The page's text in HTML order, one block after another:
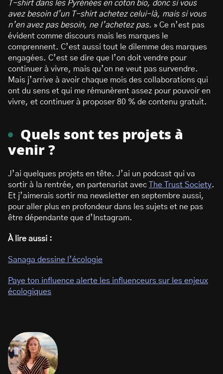
T-shirt dans les Pyrénées en coton bio, donc si vous
avez besoin d’un T-shirt achetez celui-là, mais si vous
n’en avez pas besoin, ne l’achetez pas. » Ce n’est pas
évident comme discours mais les marques le
comprennent. C’est aussi tout le dilemme des marques
engagées. C’est se dire que l’on doit vendre pour
continuer à vivre, mais qu’on ne veut pas survendre.
Mais j’arrive à avoir chaque mois des collaborations qui
ont du sens et qui me rémunèrent assez pour pouvoir en
vivre, et continuer à proposer 80 % de contenu gratuit.
Quels sont tes projets à
venir ?
J’ai quelques projets en tête. J’ai un podcast qui va
sortir à la rentrée, en partenariat avec
The Trust Society.
Et j’aimerais sortir ma newsletter en septembre aussi,
pour aller plus en profondeur dans les sujets et ne pas
être dépendante que d’Instagram.
À lire aussi :
Sanaga dessine l’écologie
Paye ton influence alerte les influenceurs sur les enjeux
écologiques